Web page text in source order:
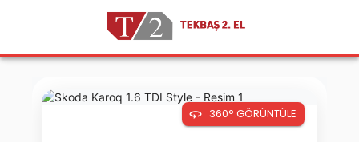
360° GÖRÜNTÜLE